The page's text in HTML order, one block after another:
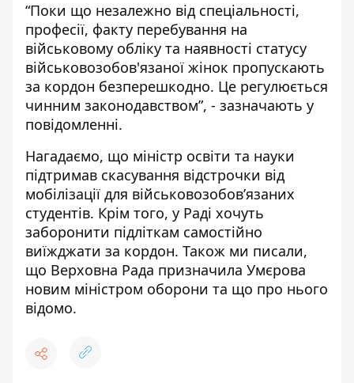
“Поки що незалежно від спеціальності,
професії, факту перебування на
військовому обліку та наявності статусу
військовозобов'язаної жінок пропускають
за кордон безперешкодно. Це регулюється
чинним законодавством”, - зазначають у
повідомленні.
Нагадаємо, що міністр освіти та науки
підтримав скасування відстрочки від
мобілізації для військовозобовʼязаних
студентів. Крім того, у Раді хочуть
заборонити підліткам самостійно
виїжджати за кордон. Також ми писали,
що Верховна Рада призначила Умєрова
новим міністром оборони та що про нього
відомо.